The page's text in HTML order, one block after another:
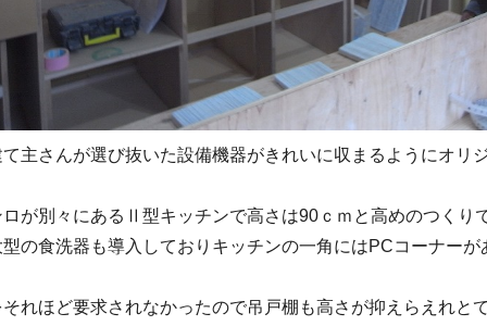
主さんが選び抜いた設備機器がきれいに収まるようにオリ
が別々にあるⅡ型キッチンで高さは90ｃｍと高めのつくりで
型の食洗器も導入しておりキッチンの一角にはPCコーナー
れほど要求されなかったので吊戸棚も高さが抑えらえれと